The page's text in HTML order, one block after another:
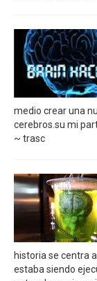
medio crear una
cerebros.su mi
~ trasc
historia se centra
estaba siendo